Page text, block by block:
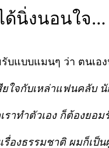
ด้นิ่งนอนใจ…
แบบแมนๆ ว่า ตนเอ
ยใจกับเหล่าแฟนคลับ
ราทำตัวเอง ก็ต้องยอม
องธรรมชาติ ผมก็เป็